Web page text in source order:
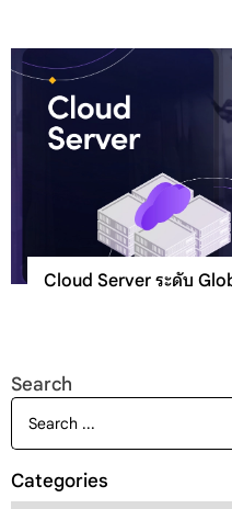
Cloud Server ระดับ
Search
Categories